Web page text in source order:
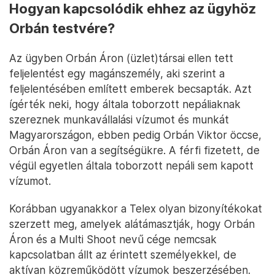
Hogyan kapcsolódik ehhez az ügyhöz
Orbán testvére?
Az ügyben Orbán Áron (üzlet)társai ellen tett
feljelentést egy magánszemély, aki szerint a
feljelentésében említett emberek becsapták. Azt
ígérték neki, hogy általa toborzott nepáliaknak
szereznek munkavállalási vízumot és munkát
Magyarországon, ebben pedig Orbán Viktor öccse,
Orbán Áron van a segítségükre. A férfi fizetett, de
végül egyetlen általa toborzott nepáli sem kapott
vízumot.
Korábban ugyanakkor a Telex olyan bizonyítékokat
szerzett meg, amelyek alátámasztják, hogy Orbán
Áron és a Multi Shoot nevű cége nemcsak
kapcsolatban állt az érintett személyekkel, de
aktívan közreműködött vízumok beszerzésében.